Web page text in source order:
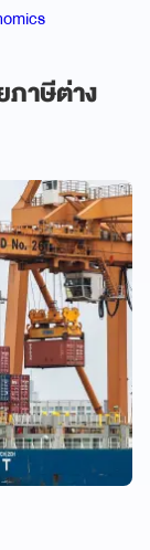
ภาษีต่าง